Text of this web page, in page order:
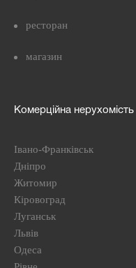
ресторан
магазин
Комерційна нерухомість
Івано-Франківськ
Дніпро
Житомир
Кіровоград
Луганськ
Львів
Одеса